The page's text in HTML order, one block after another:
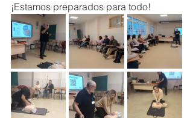
¡Estamos preparados para todo!